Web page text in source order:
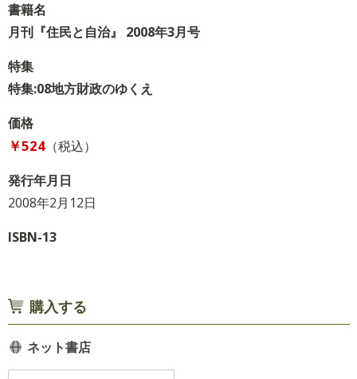
書籍名
月刊『住民と自治』 2008年3月号
特集
特集:08地方財政のゆくえ
価格
￥524（税込）
発行年月日
2008年2月12日
ISBN-13
購入する
ネット書店